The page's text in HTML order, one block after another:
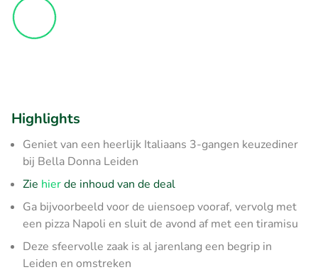
Highlights
Geniet van een heerlijk Italiaans 3-gangen keuzediner
bij Bella Donna Leiden
Zie hierde inhoud van de deal
Ga bijvoorbeeld voor de uiensoep vooraf, vervolg met
een pizza Napoli en sluit de avond af met een tiramisu
Deze sfeervolle zaak is al jarenlang een begrip in
Leiden en omstreken